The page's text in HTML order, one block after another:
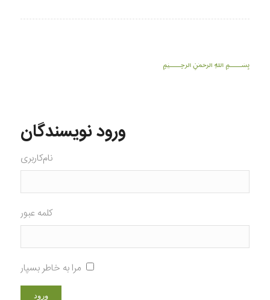
﷽
ورود نویسندگان
نام‌کاربری
کلمه عبور
مرا به خاطر بسپار